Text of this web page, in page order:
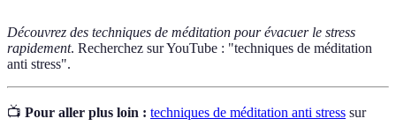
Découvrez des techniques de méditation pour évacuer le stress
rapidement. Recherchez sur YouTube : "techniques de méditation
anti stress".
📺 Pour aller plus loin : techniques de méditation anti stress sur